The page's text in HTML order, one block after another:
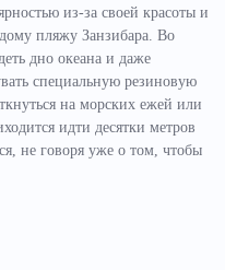
из-за своей красоты и
пляжу Занзибара. Во
дно океана и даже
специальную резиновую
на морских ежей или
идти десятки метров
не говоря уже о том, чтобы